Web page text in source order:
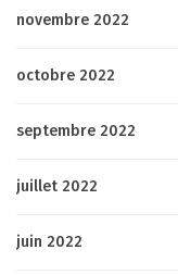
novembre 2022
octobre 2022
septembre 2022
juillet 2022
juin 2022